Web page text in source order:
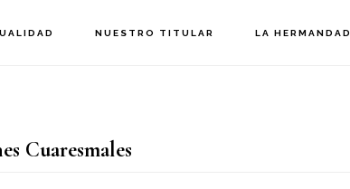
NUESTRO TITULAR LA HERMANDAD
Cuaresmales